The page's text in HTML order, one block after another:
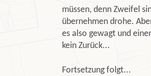
müssen, denn Zweifel
übernehmen drohe.
es also gewagt und
kein Zurück...
Fortsetzung folgt...